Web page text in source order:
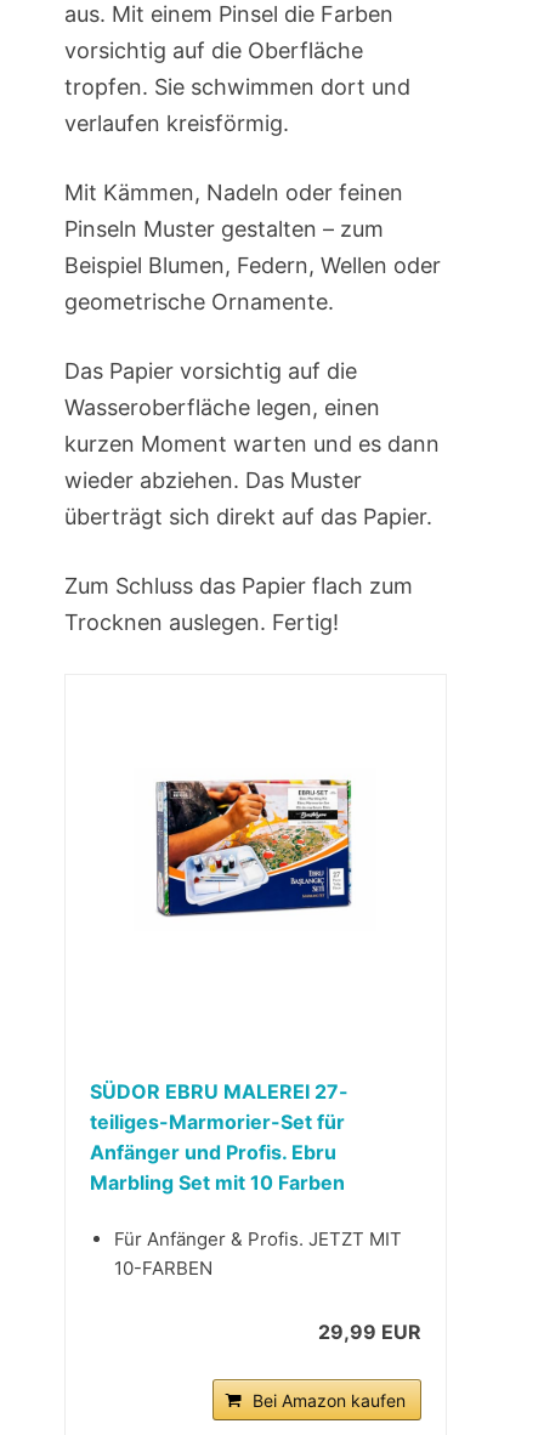
aus. Mit einem Pinsel die Farben
vorsichtig auf die Oberfläche
tropfen. Sie schwimmen dort und
verlaufen kreisförmig.
Mit Kämmen, Nadeln oder feinen
Pinseln Muster gestalten – zum
Beispiel Blumen, Federn, Wellen oder
geometrische Ornamente.
Das Papier vorsichtig auf die
Wasseroberfläche legen, einen
kurzen Moment warten und es dann
wieder abziehen. Das Muster
überträgt sich direkt auf das Papier.
Zum Schluss das Papier flach zum
Trocknen auslegen. Fertig!
SÜDOR EBRU MALEREI 27-
teiliges-Marmorier-Set für
Anfänger und Profis. Ebru
Marbling Set mit 10 Farben
Für Anfänger & Profis. JETZT MIT
10-FARBEN
29,99 EUR
Bei Amazon kaufen